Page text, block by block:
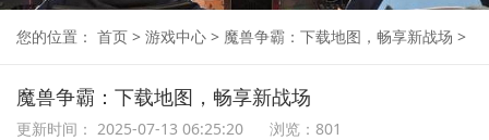
您的位置： 首页 > 游戏中心 > 魔兽争霸：下载地图，畅享新战场 >
魔兽争霸：下载地图，畅享新战场
更新时间： 2025-07-13 06:25:20 浏览：801